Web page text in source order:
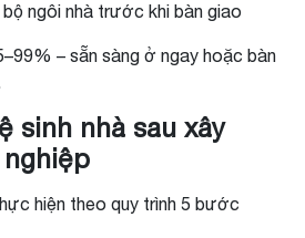
ngôi nhà trước khi bàn giao
– sẵn sàng ở ngay hoặc bàn
sinh nhà sau xây
hiện theo quy trình 5 bước